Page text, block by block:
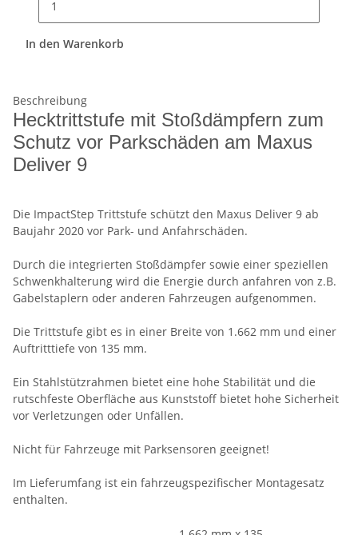
In den Warenkorb
Beschreibung
Hecktrittstufe mit Stoßdämpfern zum
Schutz vor Parkschäden am Maxus
Deliver 9
Die ImpactStep Trittstufe schützt den Maxus Deliver 9 ab
Baujahr 2020 vor Park- und Anfahrschäden.
Durch die integrierten Stoßdämpfer sowie einer speziellen
Schwenkhalterung wird die Energie durch anfahren von z.B.
Gabelstaplern oder anderen Fahrzeugen aufgenommen.
Die Trittstufe gibt es in einer Breite von 1.662 mm und einer
Auftritttiefe von 135 mm.
Ein Stahlstützrahmen bietet eine hohe Stabilität und die
rutschfeste Oberfläche aus Kunststoff bietet hohe Sicherheit
vor Verletzungen oder Unfällen.
Nicht für Fahrzeuge mit Parksensoren geeignet!
Im Lieferumfang ist ein fahrzeugspezifischer Montagesatz
enthalten.